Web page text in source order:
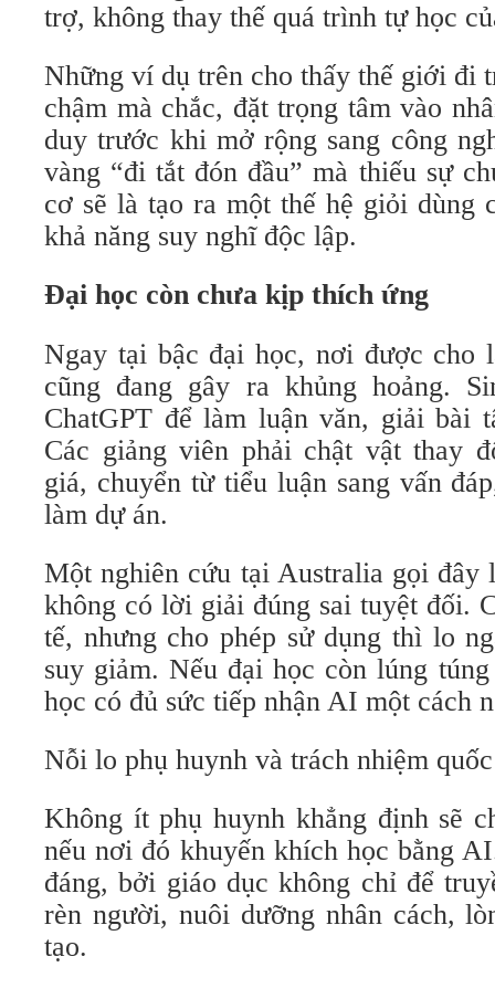
trợ, không thay thế quá trình tự học
Những ví dụ trên cho thấy thế giới đi
chậm mà chắc, đặt trọng tâm vào
duy trước khi mở rộng sang công
vàng “đi tắt đón đầu” mà thiếu sự
cơ sẽ là tạo ra một thế hệ giỏi dùng
khả năng suy nghĩ độc lập.
Đại học còn chưa kịp thích ứng
Ngay tại bậc đại học, nơi được cho
cũng đang gây ra khủng hoảng.
ChatGPT để làm luận văn, giải bài
Các giảng viên phải chật vật thay
giá, chuyển từ tiểu luận sang vấn
làm dự án.
Một nghiên cứu tại Australia gọi đây
không có lời giải đúng sai tuyệt đối.
tế, nhưng cho phép sử dụng thì lo
suy giảm. Nếu đại học còn lúng
học có đủ sức tiếp nhận AI một cách
Nỗi lo phụ huynh và trách nhiệm
Không ít phụ huynh khẳng định sẽ
nếu nơi đó khuyến khích học bằng
đáng, bởi giáo dục không chỉ để
rèn người, nuôi dưỡng nhân cách,
tạo.